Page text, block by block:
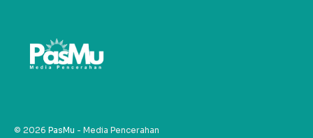
© 2026 PasMu - Media Pencerahan